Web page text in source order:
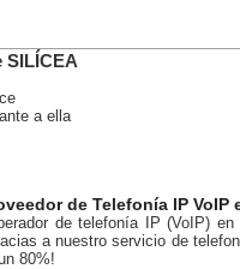
SILÍCEA
a ella
de Telefonía IP VoIP
de telefonía IP (VoIP)
a nuestro servicio de
80%!